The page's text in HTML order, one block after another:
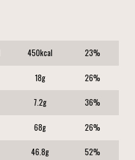
450kcal 23%
18g 26%
7.2g 36%
68g 26%
46.8g 52%